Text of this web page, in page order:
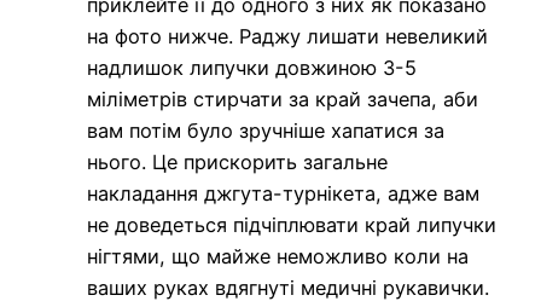
на фото нижче. Раджу лишати невеликий
надлишок липучки довжиною 3-5
міліметрів стирчати за край зачепа, аби
вам потім було зручніше хапатися за
нього. Це прискорить загальне
накладання джгута-турнікета, адже вам
не доведеться підчіплювати край липучки
нігтями, що майже неможливо коли на
ваших руках вдягнуті медичні рукавички.